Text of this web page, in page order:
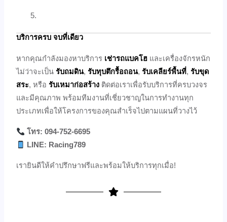
บริการครบ จบที่เดียว
หากคุณกำลังมองหาบริการ เช่ารถแบคโฮ และเครื่องจักรหนัก
ไม่ว่าจะเป็นรับถมดิน,รับทุบตึกรื้อถอน, รับเคลียร์พื้นที่,รับขุด
สระ, หรือรับเหมาก่อสร้าง ติดต่อเราเพื่อรับบริการที่ครบวงจร
และมีคุณภาพ พร้อมทีมงานที่เชี่ยวชาญในการทำงานทุก
ประเภทเพื่อให้โครงการของคุณสำเร็จไปตามแผนที่วางไว้
โทร: 094-752-6695
LINE: Racing789
เรายินดีให้คำปรึกษาฟรีและพร้อมให้บริการทุกเมื่อ!